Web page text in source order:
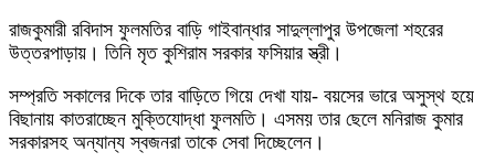
রাজকুমারী রবিদাস ফুলমতির বাড়ি গাইবান্ধার সাদুল্লাপুর উপজেলা শহরের
উত্তরপাড়ায়। তিনি মৃত কুশিরাম সরকার ফসিয়ার স্ত্রী।
সম্প্রতি সকালের দিকে তার বাড়িতে গিয়ে দেখা যায়- বয়সের ভারে অসুস্থ হয়ে
বিছানায় কাতরাচ্ছেন মুক্তিযোদ্ধা ফুলমতি। এসময় তার ছেলে মনিরাজ কুমার
সরকারসহ অন্যান্য স্বজনরা তাকে সেবা দিচ্ছেলেন।